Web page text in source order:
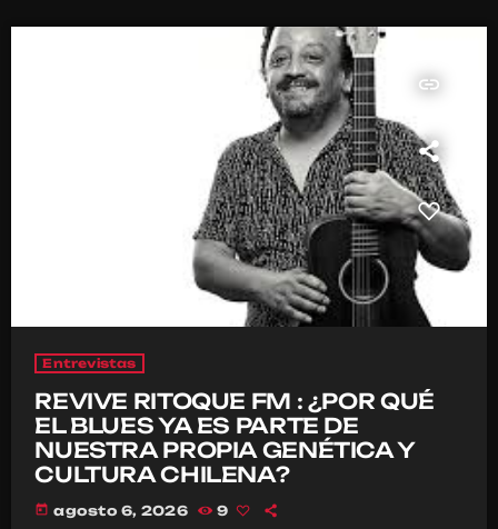
insert_link
Entrevistas
REVIVE RITOQUE FM : ¿POR QUÉ
EL BLUES YA ES PARTE DE
NUESTRA PROPIA GENÉTICA Y
CULTURA CHILENA?
today agosto 6, 2026 9